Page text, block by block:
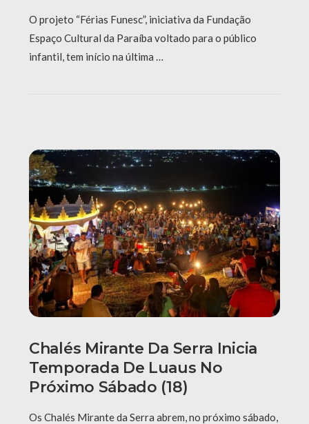
O projeto “Férias Funesc”, iniciativa da Fundação
Espaço Cultural da Paraíba voltado para o público
infantil, tem início na última …
Chalés Mirante Da Serra Inicia
Temporada De Luaus No
Próximo Sábado (18)
Os Chalés Mirante da Serra abrem, no próximo sábado,